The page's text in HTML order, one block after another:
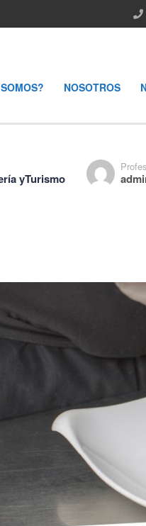
NOSOTROS
yTurismo